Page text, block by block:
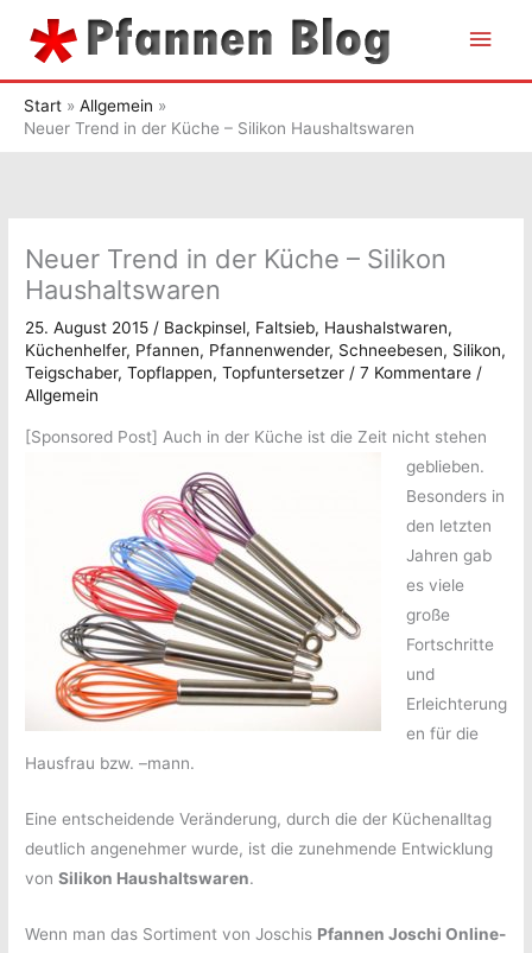
Inhalt
Start
Allgemein
Neuer Trend in der Küche – Silikon Haushaltswaren
Neuer Trend in der Küche – Silikon
Haushaltswaren
25. August 2015 / Backpinsel, Faltsieb, Haushalstwaren,
Küchenhelfer, Pfannen, Pfannenwender, Schneebesen, Silikon,
Teigschaber,Topflappen,Topfuntersetzer /7 Kommentare /
Allgemein
[Sponsored Post]Auch in der Küche ist die Zeit nicht stehen
geblieben.
Besonders in
den letzten
Jahren gab
es viele
große
Fortschritte
und
Erleichterung
en für die
Hausfrau bzw. –mann.
Eine entscheidende Veränderung, durch die der Küchenalltag
deutlich angenehmer wurde, ist die zunehmende Entwicklung
vonSilikon Haushaltswaren.
Wenn man das Sortiment von Joschis Pfannen Joschi Online-